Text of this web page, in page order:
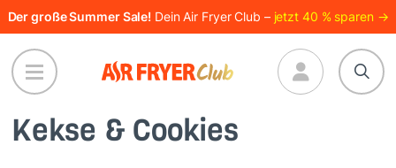
Direkt
zum
Inhalt
Der große Summer Sale! Dein Air Fryer Club – jetzt 40 % sparen →
Kekse & Cookies